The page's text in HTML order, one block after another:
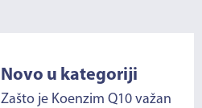
Novo u kategoriji
Zašto je Koenzim Q10 važan